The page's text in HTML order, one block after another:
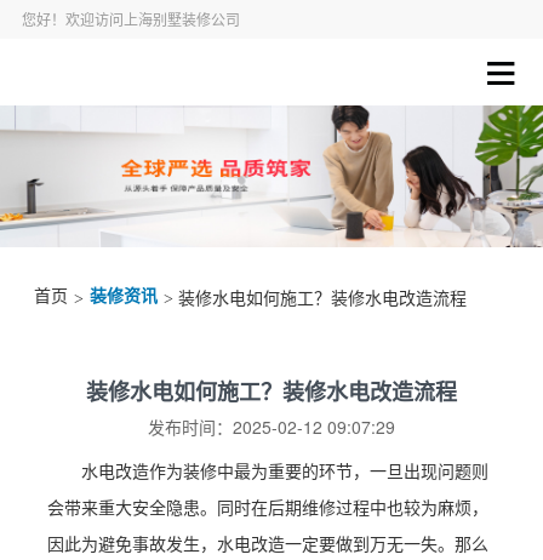
您好！欢迎访问上海别墅装修公司
首页 > 装修资讯 > 装修水电如何施工？装修水电改造流程
装修水电如何施工？装修水电改造流程
发布时间：2025-02-12 09:07:29
水电改造作为装修中最为重要的环节，一旦出现问题则
会带来重大安全隐患。同时在后期维修过程中也较为麻烦，
因此为避免事故发生，水电改造一定要做到万无一失。那么